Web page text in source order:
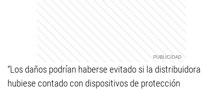
“Los daños podrían haberse evitado si la distribuidora
hubiese contado con dispositivos de protección